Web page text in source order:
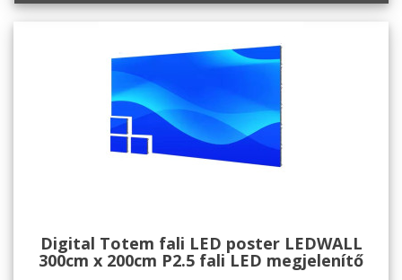
Digital Totem fali LED poster LEDWALL
300cm x 200cm P2.5 fali LED megjelenítő